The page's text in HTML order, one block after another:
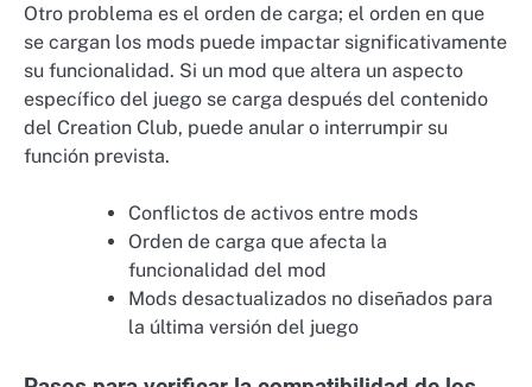
Otro problema es el orden de carga; el orden en que
se cargan los mods puede impactar significativamente
su funcionalidad. Si un mod que altera un aspecto
específico del juego se carga después del contenido
del Creation Club, puede anular o interrumpir su
función prevista.
Conflictos de activos entre mods
Orden de carga que afecta la
funcionalidad del mod
Mods desactualizados no diseñados para
la última versión del juego